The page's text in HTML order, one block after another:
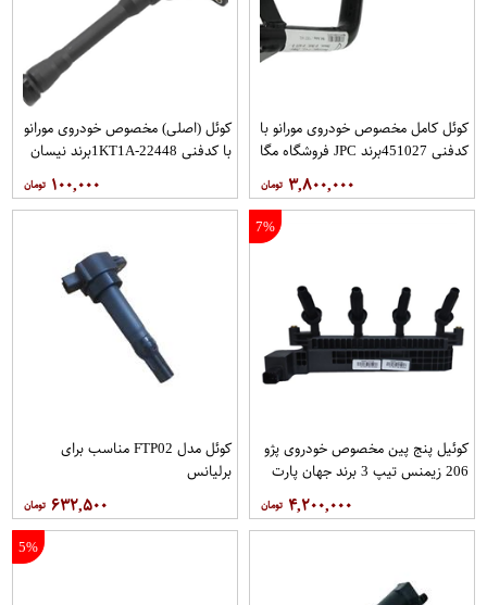
کوئل کامل مخصوص خودروی مورانو با
کدفنی 451027برند JPC فروشگاه مگا
۳,۸۰۰,۰۰۰
کوئل (اصلی) مخصوص خودروی مورانو
با کدفنی 22448-1KT1Aبرند نیسان
۱۰۰,۰۰۰
7%
کوئیل پنج پین مخصوص خودروی پژو
206 زیمنس تیپ 3 برند جهان پارت
۴,۲۰۰,۰۰۰
کوئل مدل FTP02 مناسب برای
برلیانس
۶۳۲,۵۰۰
5%